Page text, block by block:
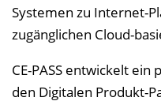
Systemen zu Internet-
zugänglichen Cloud-
CE-PASS entwickelt
den Digitalen Produkt-